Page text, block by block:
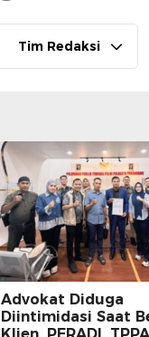
Tim Redaksi
Advokat Diduga
Diintimidasi Saat